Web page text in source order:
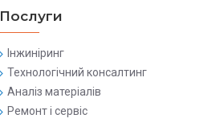
Послуги
Інжиніринг
Технологічний консалтинг
Аналіз матеріалів
Ремонт і сервіс